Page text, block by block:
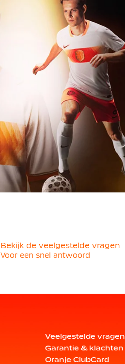
Bekijk de veelgestelde vragen
Voor een snel antwoord
Veelgestelde vragen
Garantie & klachten
Oranje ClubCard